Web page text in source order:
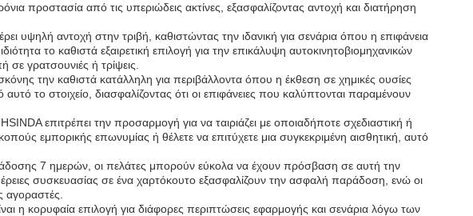
προστασία από τις υπεριώδεις ακτίνες, εξασφαλίζοντας αντοχή και διατήρηση
υψηλή αντοχή στην τριβή, καθιστώντας την ιδανική για σενάρια όπου η επιφάνεια
το καθιστά εξαιρετική επιλογή για την επικάλυψη αυτοκινητοβιομηχανικών
γρατσουνιές ή τρίψεις.
την καθιστά κατάλληλη για περιβάλλοντα όπου η έκθεση σε χημικές ουσίες
το στοιχείο, διασφαλίζοντας ότι οι επιφάνειες που καλύπτονται παραμένουν
επιτρέπει την προσαρμογή για να ταιριάζει με οποιαδήποτε σχεδιαστική ή
εμπορικής επωνυμίας ή θέλετε να επιτύχετε μια συγκεκριμένη αισθητική, αυτό
7 ημερών, οι πελάτες μπορούν εύκολα να έχουν πρόσβαση σε αυτή την
συσκευασίας σε ένα χαρτόκουτο εξασφαλίζουν την ασφαλή παράδοση, ενώ οι
αγοραστές.
η κορυφαία επιλογή για διάφορες περιπτώσεις εφαρμογής και σενάρια λόγω των